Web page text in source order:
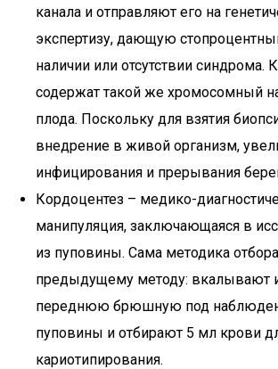
канала и отправляют его на
экспертизу, дающую
наличии или отсутствии синдрома.
содержат такой же хромосомный
плода. Поскольку для взятия
внедрение в живой организм,
инфицирования и прерывания
Кордоцентез – медико-
манипуляция, заключающаяся в
из пуповины. Сама методика
предыдущему методу: вкалывают
переднюю брюшную под
пуповины и отбирают 5 мл крови
кариотипирования.